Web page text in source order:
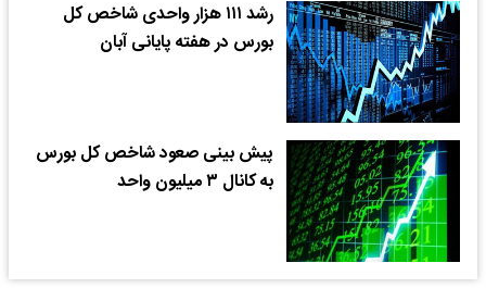
رشد ۱۱۱ هزار واحدی شاخص کل
بورس در هفته پایانی آبان
پیش بینی صعود شاخص کل بورس
به کانال ۳ میلیون واحد